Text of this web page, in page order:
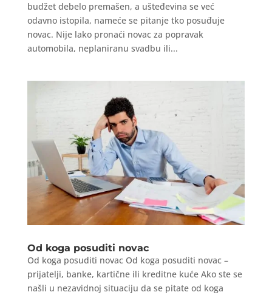
budžet debelo premašen, a ušteđevina se već
odavno istopila, nameće se pitanje tko posuđuje
novac. Nije lako pronaći novac za popravak
automobila, neplaniranu svadbu ili...
Od koga posuditi novac
Od koga posuditi novac Od koga posuditi novac –
prijatelji, banke, kartične ili kreditne kuće Ako ste se
našli u nezavidnoj situaciju da se pitate od koga